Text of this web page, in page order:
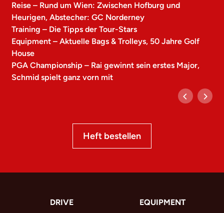
Reise – Rund um Wien: Zwischen Hofburg und
Heurigen, Abstecher: GC Norderney
Training – Die Tipps der Tour-Stars
Equipment – Aktuelle Bags & Trolleys, 50 Jahre Golf
House
PGA Championship – Rai gewinnt sein erstes Major,
Schmid spielt ganz vorn mit
Heft bestellen
DRIVE EQUIPMENT